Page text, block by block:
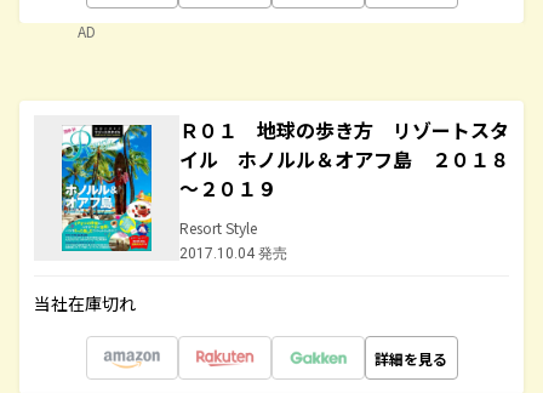
AD
Ｒ０１ 地球の歩き方 リゾートスタ
イル ホノルル＆オアフ島 ２０１８
～２０１９
Resort Style
2017.10.04 発売
当社在庫切れ
詳細を見る